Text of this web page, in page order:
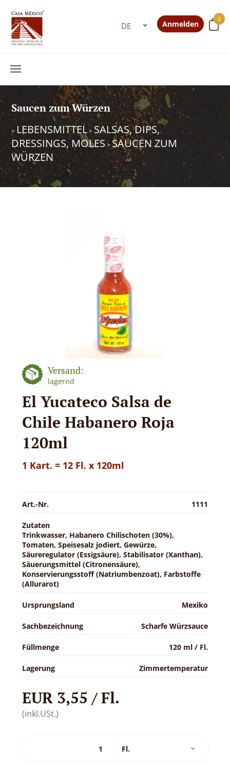
0
Anmelden
Saucen zum Würzen
> LEBENSMITTEL> SALSAS, DIPS,
DRESSINGS, MOLES >SAUCEN ZUM
WÜRZEN
Versand:
lagernd
El Yucateco Salsa de
Chile Habanero Roja
120ml
1 Kart. = 12 Fl. x 120ml
Art.-Nr. 1111
Zutaten
Trinkwasser, Habanero Chilischoten (30%),
Tomaten, Speisesalz jodiert, Gewürze,
Säureregulator (Essigsäure), Stabilisator (Xanthan),
Säuerungsmittel (Citronensäure),
Konservierungsstoff (Natriumbenzoat), Farbstoffe
(Allurarot)
Ursprungsland Mexiko
Sachbezeichnung Scharfe Würzsauce
Füllmenge 120 ml / Fl.
Lagerung Zimmertemperatur
EUR 3,55 / Fl.
(inkl.USt.)